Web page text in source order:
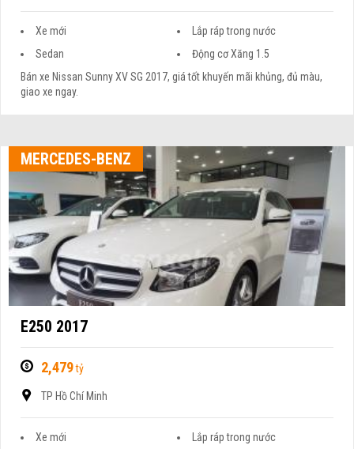
Xe mới
Lắp ráp trong nước
Sedan
Động cơ Xăng 1.5
Bán xe Nissan Sunny XV SG 2017, giá tốt khuyến mãi khủng, đủ màu,
giao xe ngay.
MERCEDES-BENZ
E250 2017
2,479tỷ
TP Hồ Chí Minh
Xe mới
Lắp ráp trong nước